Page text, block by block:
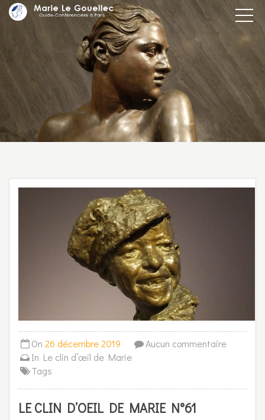
On26 décembre 2019
In Le clin d’œil de Marie
Tags
Aucun commentaire
LE CLIN D’OEIL DE MARIE N°61